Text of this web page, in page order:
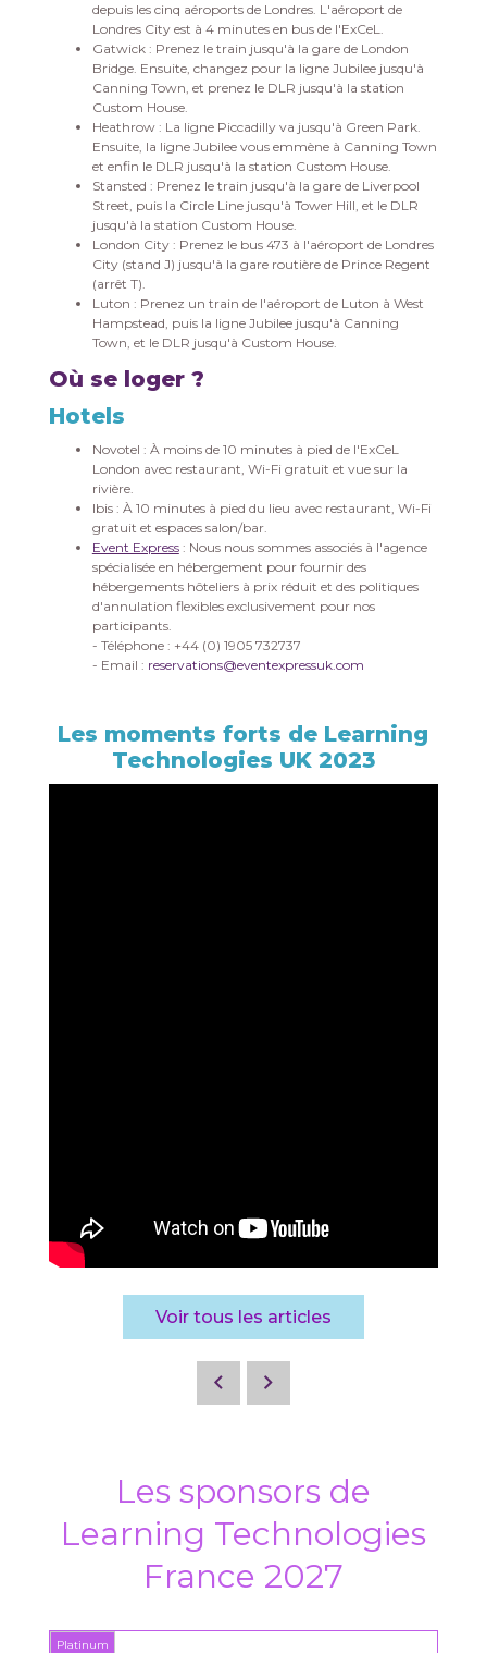
depuis les cinq aéroports de Londres. L'aéroport de
Londres City est à 4 minutes en bus de l'ExCeL.
Gatwick : Prenez le train jusqu'à la gare de London
Bridge. Ensuite, changez pour la ligne Jubilee jusqu'à
Canning Town, et prenez le DLR jusqu'à la station
Custom House.
Heathrow : La ligne Piccadilly va jusqu'à Green Park.
Ensuite, la ligne Jubilee vous emmène à Canning Town
et enfin le DLR jusqu'à la station Custom House.
Stansted : Prenez le train jusqu'à la gare de Liverpool
Street, puis la Circle Line jusqu'à Tower Hill, et le DLR
jusqu'à la station Custom House.
London City : Prenez le bus 473 à l'aéroport de Londres
City (stand J) jusqu'à la gare routière de Prince Regent
(arrêt T).
Luton : Prenez un train de l'aéroport de Luton à West
Hampstead, puis la ligne Jubilee jusqu'à Canning
Town, et le DLR jusqu'à Custom House.
Où se loger ?
Hotels
Novotel : À moins de 10 minutes à pied de l'ExCeL
London avec restaurant, Wi-Fi gratuit et vue sur la
rivière.
Ibis : À 10 minutes à pied du lieu avec restaurant, Wi-Fi
gratuit et espaces salon/bar.
Event Express : Nous nous sommes associés à l'agence
spécialisée en hébergement pour fournir des
hébergements hôteliers à prix réduit et des politiques
d'annulation flexibles exclusivement pour nos
participants.
- Téléphone : +44 (0) 1905 732737
- Email : reservations@eventexpressuk.com
Les moments forts de Learning
Technologies UK 2023
Voir tous les articles
Les sponsors de
Learning Technologies
France 2027
Platinum